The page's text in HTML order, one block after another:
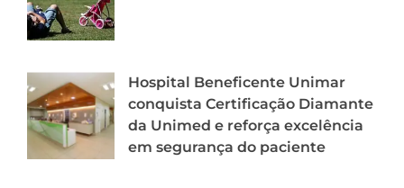
Hospital Beneficente Unimar
conquista Certificação Diamante
da Unimed e reforça excelência
em segurança do paciente